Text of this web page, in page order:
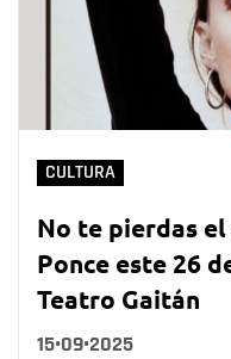
CULTURA
No te pierdas
Ponce este 26
Teatro Gaitán
15•09•2025